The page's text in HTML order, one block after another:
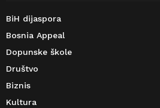
BiH dijaspora
Bosnia Appeal
Dopunske škole
Društvo
Biznis
Kultura